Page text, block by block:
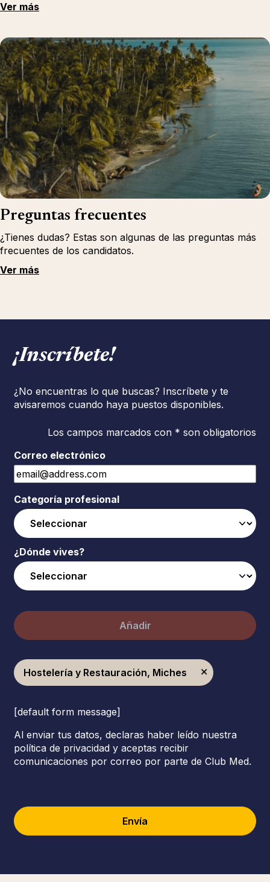
Ver más
Preguntas frecuentes
¿Tienes dudas? Estas son algunas de las preguntas más
frecuentes de los candidatos.
Ver más
¡Inscríbete!
¿No encuentras lo que buscas? Inscríbete y te
avisaremos cuando haya puestos disponibles.
Los campos marcados con * son obligatorios
Correo electrónico
Categoría profesional
¿Dónde vives?
Añadir
Hostelería y Restauración, Miches
[default form message]
Al enviar tus datos, declaras haber leído nuestra
política de privacidad y aceptas recibir
comunicaciones por correo por parte de Club Med.
Envía